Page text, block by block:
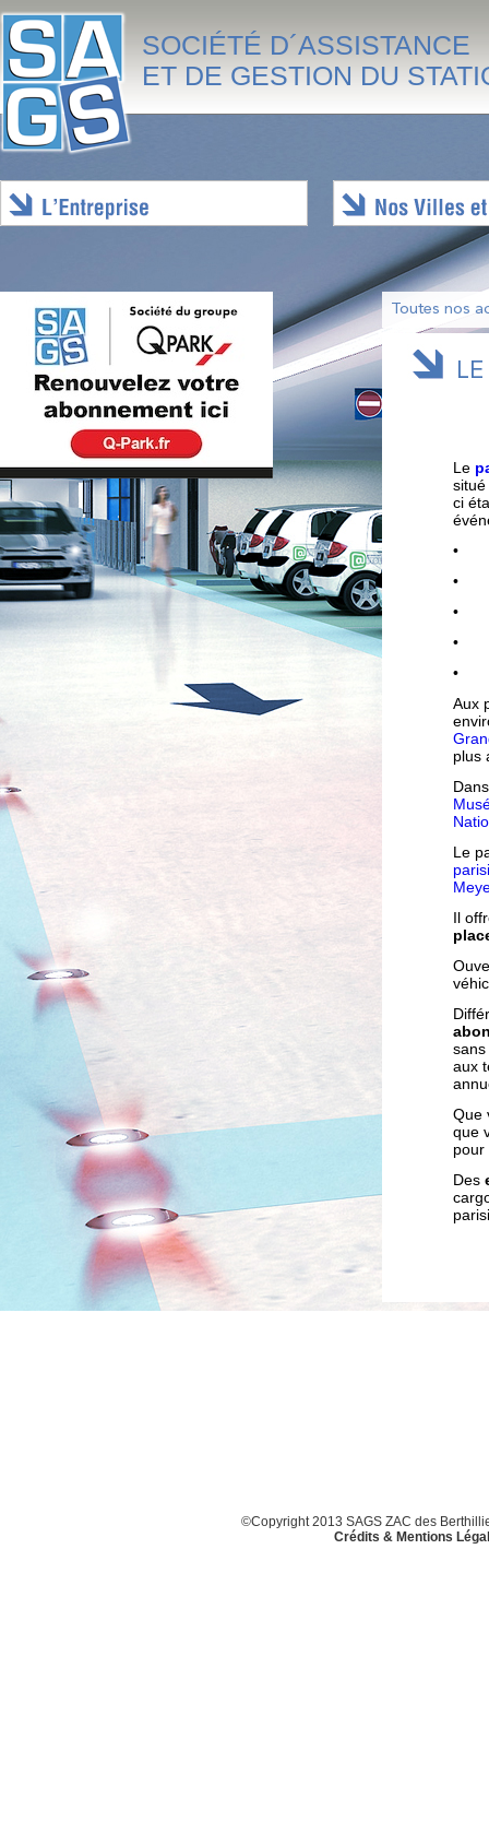
SOCIÉTÉ D´ASSISTANCE
ET DE GESTION DU
Toutes nos
Le
ci
•
•
•
•
•
Aux
plus
Le
Il
aux
Que
que
pour
Des
©Copyright 2013 SAGS ZAC des
Crédits & Mentions